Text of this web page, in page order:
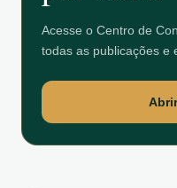
Acesse o Centro de
todas as publicações e